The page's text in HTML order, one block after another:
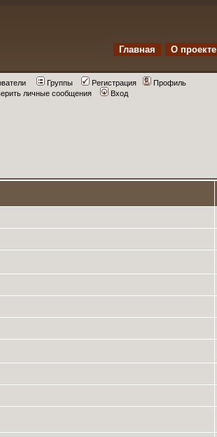
Главная О проекте
Группы Регистрация
Профиль
личные сообщения
Вход